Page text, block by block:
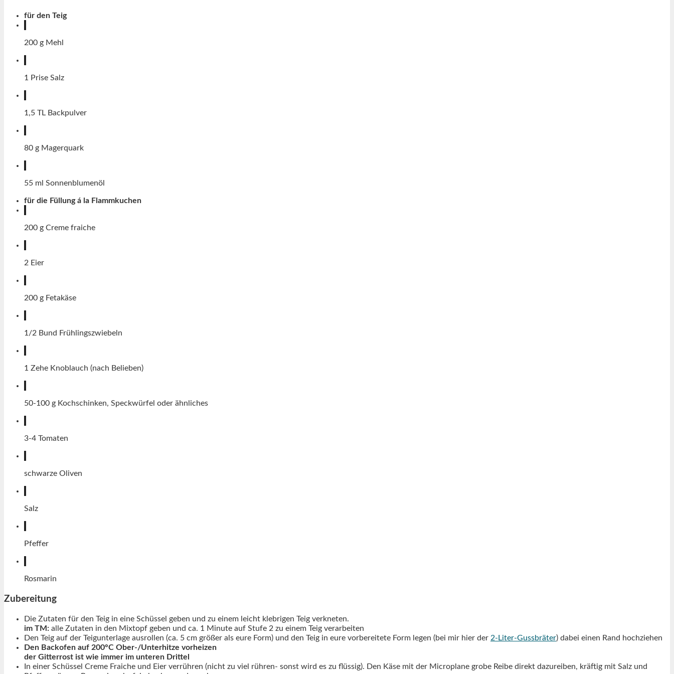
für den Teig
200 g Mehl
1 Prise Salz
1,5 TL Backpulver
80 g Magerquark
55 ml Sonnenblumenöl
für die Füllung á la Flammkuchen
200 g Creme fraiche
2 Eier
200 g Fetakäse
1/2 Bund Frühlingszwiebeln
1 Zehe Knoblauch (nach Belieben)
50-100 g Kochschinken, Speckwürfel oder ähnliches
3-4 Tomaten
schwarze Oliven
Salz
Pfeffer
Rosmarin
Zubereitung
Die Zutaten für den Teig in eine Schüssel geben und zu einem leicht klebrigen Teig verkneten.
im TM: alle Zutaten in den Mixtopf geben und ca. 1 Minute auf Stufe 2 zu einem Teig verarbeiten
Den Teig auf der Teigunterlage ausrollen (ca. 5 cm größer als eure Form) und den Teig in eure vorbereitete Form legen (bei mir hier der 2-Liter-Gussbräter) dabei einen Rand hochziehen
Den Backofen auf 200°C Ober-/Unterhitze vorheizen
der Gitterrost ist wie immer im unteren Drittel
In einer Schüssel Creme Fraiche und Eier verrühren (nicht zu viel rühren- sonst wird es zu flüssig). Den Käse mit der Microplane grobe Reibe direkt dazureiben, kräftig mit Salz und